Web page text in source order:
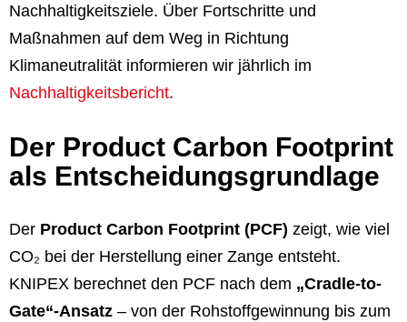
Nachhaltigkeitsziele. Über Fortschritte und
Maßnahmen auf dem Weg in Richtung
Klimaneutralität informieren wir jährlich im
Nachhaltigkeitsbericht.
Der Product Carbon Footprint
als Entscheidungsgrundlage
Der Product Carbon Footprint (PCF) zeigt, wie viel
CO₂ bei der Herstellung einer Zange entsteht.
KNIPEX berechnet den PCF nach dem „Cradle-to-
Gate“-Ansatz – von der Rohstoffgewinnung bis zum